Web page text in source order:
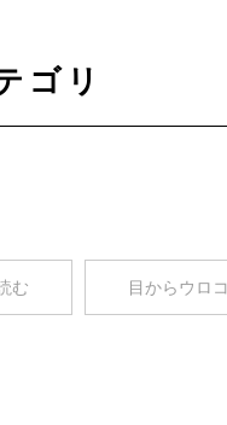
ゴリ
む 目からウロコ